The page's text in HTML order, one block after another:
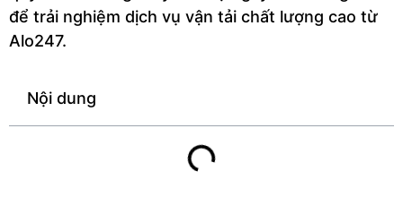
để trải nghiệm dịch vụ vận tải chất lượng cao từ
Alo247.
Nội dung